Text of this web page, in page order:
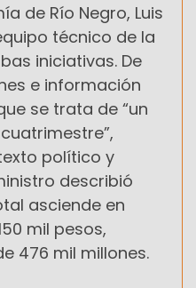
de Río Negro, Luis
técnico de la
iniciativas. De
e información
se trata de “un
político y
describió
asciende en
mil pesos,
476 mil millones.